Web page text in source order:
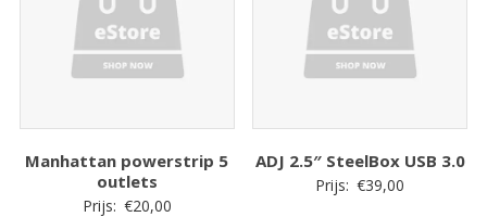
Manhattan powerstrip 5
outlets
Prijs: €20,00
ADJ 2.5″ SteelBox USB 3.0
Prijs: €39,00